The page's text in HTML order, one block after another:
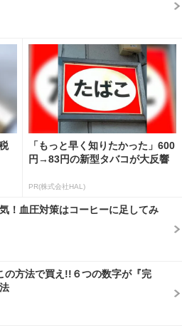
「もっと早く知りたかった」600
円→83円の新型タバコが大反響
PR(株式会社HAL)
！血圧対策はコーヒーに足してみ
の方法で買え!!６つの数字が『完